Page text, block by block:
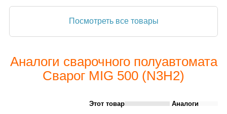
Посмотреть все товары
Аналоги сварочного полуавтомата
Сварог MIG 500 (N3H2)
Этот товар Аналоги